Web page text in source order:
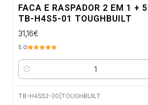
FACA E RASPADOR 2 EM 1 +
TB-H4S5-01 TOUGHBUILT
31,16€
5.0
Quantidade
TB-H4S52-20 TOUGHBUILT